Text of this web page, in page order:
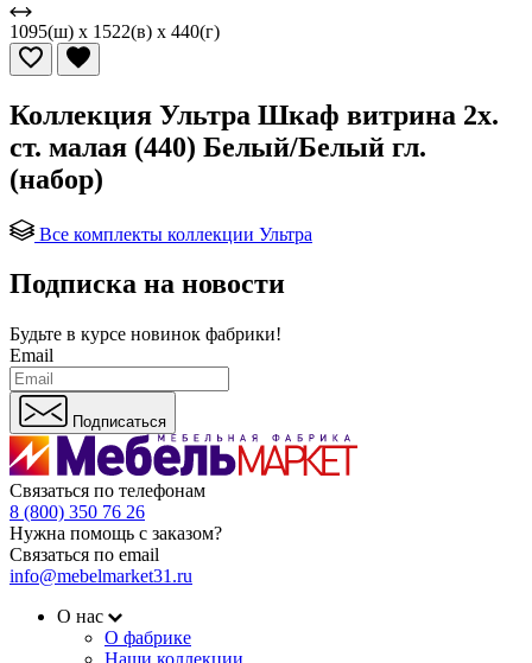
1095(ш) x 1522(в) x 440(г)
Коллекция Ультра Шкаф витрина 2х.
ст. малая (440) Белый/Белый гл.
(набор)
Все комплекты коллекции Ультра
Подписка на новости
Будьте в курсе новинок фабрики!
Email
Подписаться
Связаться по телефонам
8 (800) 350 76 26
Нужна помощь с заказом?
Связаться по email
info@mebelmarket31.ru
О нас
О фабрике